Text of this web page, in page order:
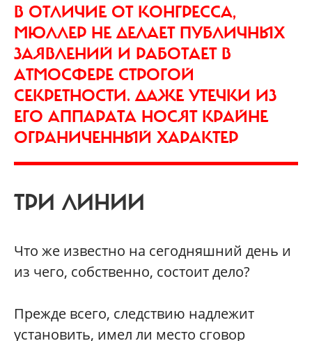
В ОТЛИЧИЕ ОТ КОНГРЕССА,
МЮЛЛЕР НЕ ДЕЛАЕТ ПУБЛИЧНЫХ
ЗАЯВЛЕНИЙ И РАБОТАЕТ В
АТМОСФЕРЕ СТРОГОЙ
СЕКРЕТНОСТИ. ДАЖЕ УТЕЧКИ ИЗ
ЕГО АППАРАТА НОСЯТ КРАЙНЕ
ОГРАНИЧЕННЫЙ ХАРАКТЕР
ТРИ ЛИНИИ
Что же известно на сегодняшний день и
из чего, собственно, состоит дело?
Прежде всего, следствию надлежит
установить, имел ли место сговор